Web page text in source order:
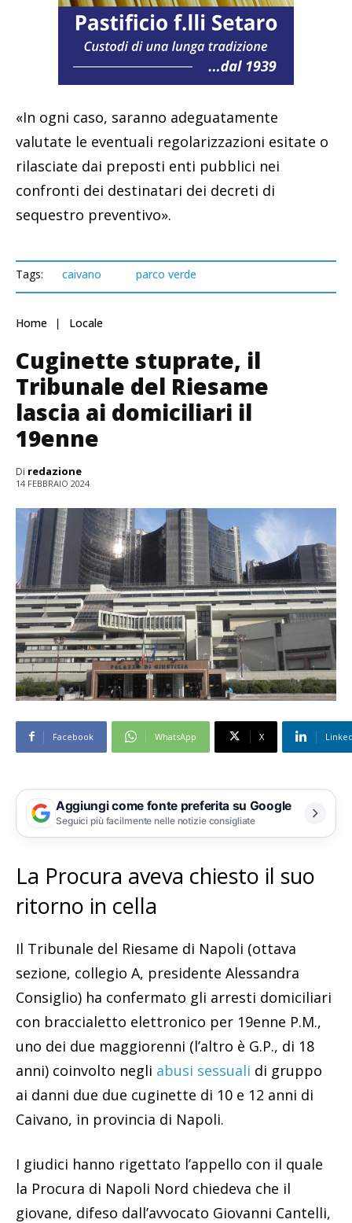
«In ogni caso, saranno adeguatamente
valutate le eventuali regolarizzazioni esitate o
rilasciate dai preposti enti pubblici nei
confronti dei destinatari dei decreti di
sequestro preventivo».
Tags: caivano parco verde
Home Locale
Cuginette stuprate, il
Tribunale del Riesame
lascia ai domiciliari il
19enne
Di redazione
14 FEBBRAIO 2024
Facebook WhatsApp X
Aggiungi come fonte preferita su Google
Seguici più facilmente nelle notizie consigliate
La Procura aveva chiesto il suo
ritorno in cella
Il Tribunale del Riesame di Napoli (ottava
sezione, collegio A, presidente Alessandra
Consiglio) ha confermato gli arresti domiciliari
con braccialetto elettronico per 19enne P.M.,
uno dei due maggiorenni (l’altro è G.P., di 18
anni) coinvolto negli abusi sessuali di gruppo
ai danni due due cuginette di 10 e 12 anni di
Caivano, in provincia di Napoli.
I giudici hanno rigettato l’appello con il quale
la Procura di Napoli Nord chiedeva che il
giovane, difeso dall’avvocato Giovanni Cantelli,